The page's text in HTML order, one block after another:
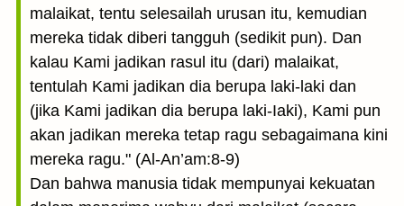
malaikat, tentu selesailah urusan itu, kemudian
mereka tidak diberi tangguh (sedikit pun). Dan
kalau Kami jadikan rasul itu (dari) malaikat,
tentulah Kami jadikan dia berupa laki-laki dan
(jika Kami jadikan dia berupa laki-Iaki), Kami pun
akan jadikan mereka tetap ragu sebagaimana kini
mereka ragu." (Al-An’am:8-9)
Dan bahwa manusia tidak mempunyai kekuatan